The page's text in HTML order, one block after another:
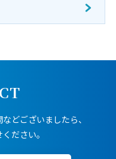
どございましたら、
ださい。